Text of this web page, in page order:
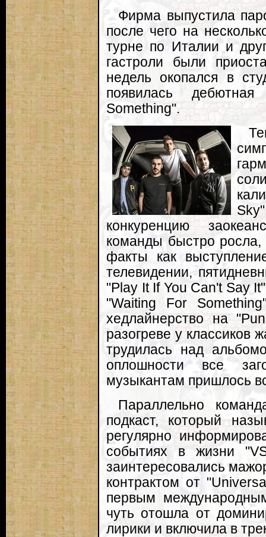
Фирма выпустила
после чего на
турне по Италии и
гастроли были
недель окопался в
появилась
Something".
конкуренцию
команды быстро росла,
факты как
телевидении,
"Play It If You Can't Say
"Waiting For
хедлайнерство на
разогреве у классиков
трудилась над
оплошности все
музыкантам пришлось
Параллельно
подкаст, который
регулярно
событиях в жизни
заинтересовались
контрактом от
первым
чуть отошла от
лирики и включила в